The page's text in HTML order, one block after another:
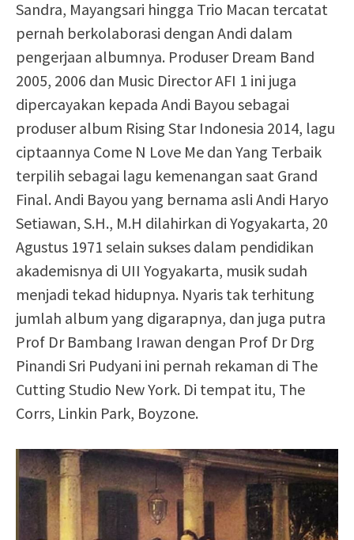
Sandra, Mayangsari hingga Trio Macan tercatat
pernah berkolaborasi dengan Andi dalam
pengerjaan albumnya. Produser Dream Band
2005, 2006 dan Music Director AFI 1 ini juga
dipercayakan kepada Andi Bayou sebagai
produser album Rising Star Indonesia 2014, lagu
ciptaannya Come N Love Me dan Yang Terbaik
terpilih sebagai lagu kemenangan saat Grand
Final. Andi Bayou yang bernama asli Andi Haryo
Setiawan, S.H., M.H dilahirkan di Yogyakarta, 20
Agustus 1971 selain sukses dalam pendidikan
akademisnya di UII Yogyakarta, musik sudah
menjadi tekad hidupnya. Nyaris tak terhitung
jumlah album yang digarapnya, dan juga putra
Prof Dr Bambang Irawan dengan Prof Dr Drg
Pinandi Sri Pudyani ini pernah rekaman di The
Cutting Studio New York. Di tempat itu, The
Corrs, Linkin Park, Boyzone.